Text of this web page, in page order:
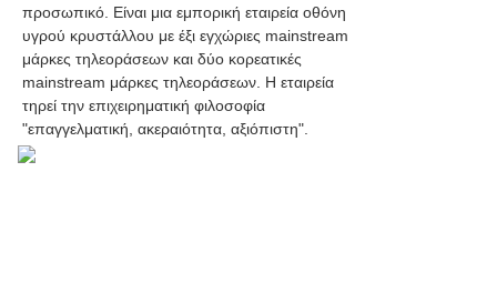
προσωπικό. Είναι μια εμπορική εταιρεία οθόνη
υγρού κρυστάλλου με έξι εγχώριες mainstream
μάρκες τηλεοράσεων και δύο κορεατικές
mainstream μάρκες τηλεοράσεων. Η εταιρεία
τηρεί την επιχειρηματική φιλοσοφία
"επαγγελματική, ακεραιότητα, αξιόπιστη".